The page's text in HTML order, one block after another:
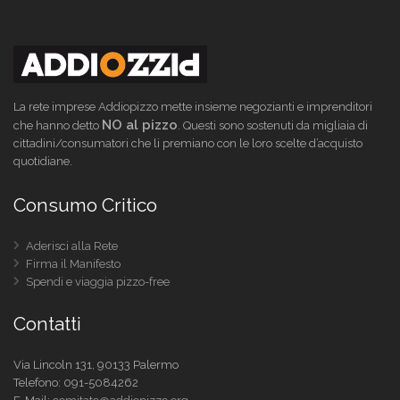
La rete imprese Addiopizzo mette insieme negozianti e imprenditori
che hanno detto NO al pizzo. Questi sono sostenuti da migliaia di
cittadini/consumatori che li premiano con le loro scelte d’acquisto
quotidiane.
Consumo Critico
Aderisci alla Rete
Firma il Manifesto
Spendi e viaggia pizzo-free
Contatti
Via Lincoln 131, 90133 Palermo
Telefono: 091-5084262